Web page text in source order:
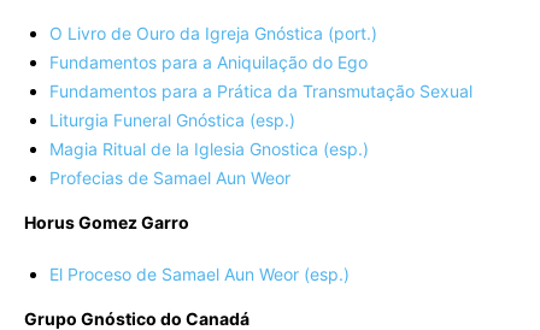
O Livro de Ouro da Igreja Gnóstica (port.)
Fundamentos para a Aniquilação do Ego
Fundamentos para a Prática da Transmutação Sexual
Liturgia Funeral Gnóstica (esp.)
Magia Ritual de la Iglesia Gnostica (esp.)
Profecias de Samael Aun Weor
Horus Gomez Garro
El Proceso de Samael Aun Weor (esp.)
Grupo Gnóstico do Canadá